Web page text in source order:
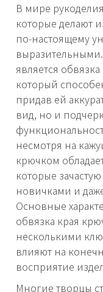
В мире
которые делают
по-настоящему
является
который
придав ей
вид, но и
несмотря на
крючком
которые
новичками и
Основные
обвязка края
несколькими
влияют на
восприятие
Многие творцы